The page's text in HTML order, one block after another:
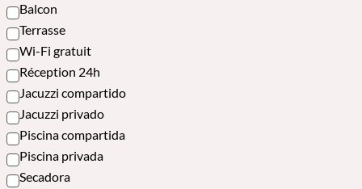
Balcon
Terrasse
Wi-Fi gratuit
Réception 24h
Jacuzzi compartido
Jacuzzi privado
Piscina compartida
Piscina privada
Secadora